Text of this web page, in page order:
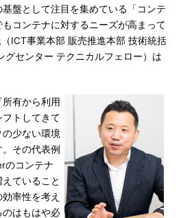
盤として注目を集めている「コンテ
コンテナに対するニーズが高まって
ICT事業本部 販売推進本部 技術統括
グセンター テクニカルフェロー）は
有から利用
トしてきて
少ない環境
その代表例
のコンテナ
ていること
率性を考え
はもはや必